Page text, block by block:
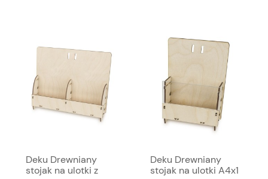
Deku Drewniany
stojak na ulotki z
Deku Drewniany
stojak na ulotki A4x1